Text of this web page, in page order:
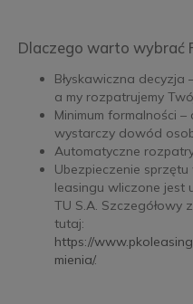
Dlaczego warto wybrać
Błyskawiczna decyzja
a my rozpatrujemy
Minimum formalności
wystarczy dowód
Automatyczne
Ubezpieczenie
leasingu wliczone jest
TU S.A. Szczegółowy
tutaj:
https://
mienia/.